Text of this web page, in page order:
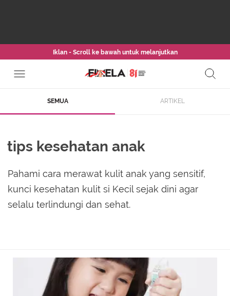
Iklan - Scroll ke bawah untuk melanjutkan
SEMUA ARTIKEL
tips kesehatan anak
Pahami cara merawat kulit anak yang sensitif,
kunci kesehatan kulit si Kecil sejak dini agar
selalu terlindungi dan sehat.